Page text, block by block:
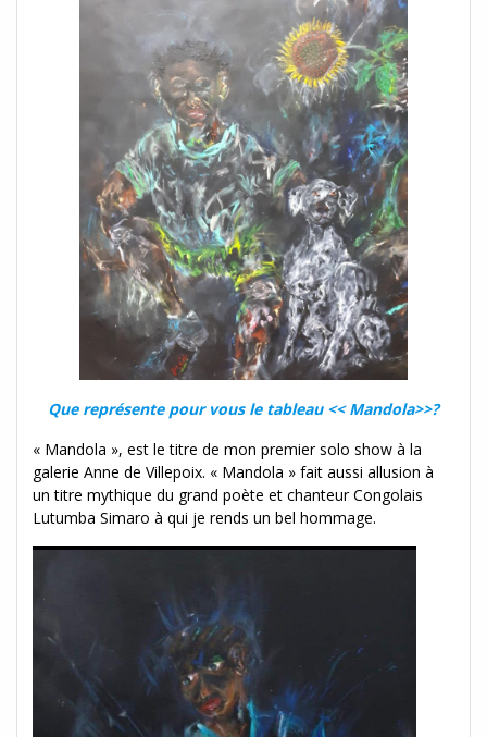
Que représente pour vous le tableau << Mandola>>?
« Mandola », est le titre de mon premier solo show à la
galerie Anne de Villepoix. « Mandola » fait aussi allusion à
un titre mythique du grand poète et chanteur Congolais
Lutumba Simaro à qui je rends un bel hommage.